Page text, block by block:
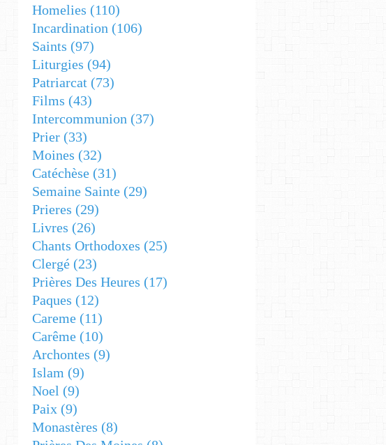
Homelies (110)
Incardination (106)
Saints (97)
Liturgies (94)
Patriarcat (73)
Films (43)
Intercommunion (37)
Prier (33)
Moines (32)
Catéchèse (31)
Semaine Sainte (29)
Prieres (29)
Livres (26)
Chants Orthodoxes (25)
Clergé (23)
Prières Des Heures (17)
Paques (12)
Careme (11)
Carême (10)
Archontes (9)
Islam (9)
Noel (9)
Paix (9)
Monastères (8)